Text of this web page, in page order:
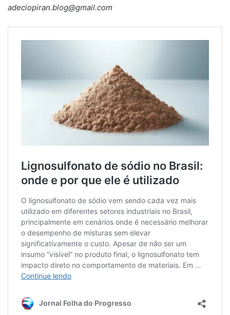
adeciopiran.blog@gmail.com